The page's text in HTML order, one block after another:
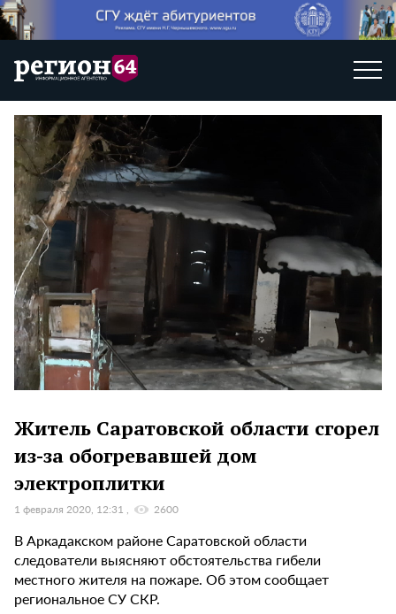
Житель Саратовской области сгорел
из-за обогревавшей дом
электроплитки
1 февраля 2020, 12:31 2600
В Аркадакском районе Саратовской области
следователи выясняют обстоятельства гибели
местного жителя на пожаре. Об этом сообщает
региональное СУ СКР.